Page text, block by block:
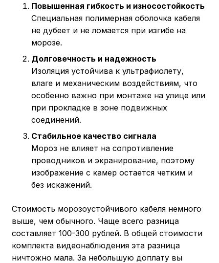
Повышенная гибкость и износостойкость
Специальная полимерная оболочка кабеля
не дубеет и не ломается при изгибе на
морозе.
Долговечность и надежность
Изоляция устойчива к ультрафиолету,
влаге и механическим воздействиям, что
особенно важно при монтаже на улице или
при прокладке в зоне подвижных
соединений.
Стабильное качество сигнала
Мороз не влияет на сопротивление
проводников и экранирование, поэтому
изображение с камер остается четким и
без искажений.
Стоимость морозоустойчивого кабеля немного
выше, чем обычного. Чаще всего разница
составляет 100-300 рублей. В общей стоимости
комплекта видеонаблюдения эта разница
ничтожно мала. За небольшую доплату вы